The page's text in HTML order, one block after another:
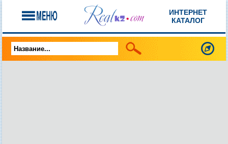
ИНТЕРНЕТ
КАТАЛОГ